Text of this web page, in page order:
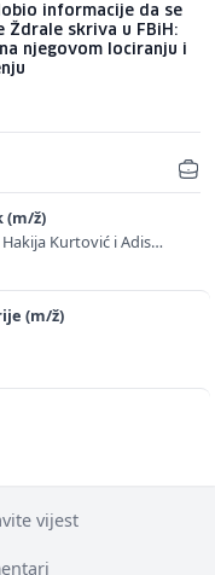
informacije da se
Ždrale skriva u FBiH:
na njegovom lociranju i
(m/ž)
Kurtović i Adis
(m/ž)
vijest